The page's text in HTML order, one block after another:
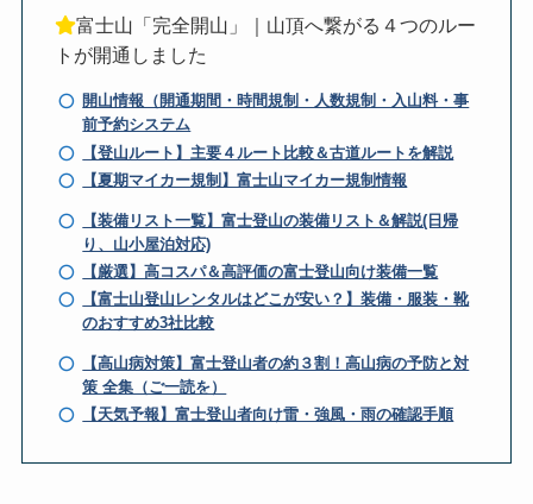
富士山「完全開山」｜山頂へ繋がる４つのルー
トが開通しました
開山情報（開通期間・時間規制・人数規制・入山料・事
前予約システム
【登山ルート】主要４ルート比較＆古道ルートを解説
【夏期マイカー規制】富士山マイカー規制情報
【装備リスト一覧】富士登山の装備リスト＆解説(日帰
り、山小屋泊対応)
【厳選】高コスパ＆高評価の富士登山向け装備一覧
【富士山登山レンタルはどこが安い？】装備・服装・靴
のおすすめ3社比較
【高山病対策】富士登山者の約３割！高山病の予防と対
策 全集（ご一読を）
【天気予報】富士登山者向け雷・強風・雨の確認手順